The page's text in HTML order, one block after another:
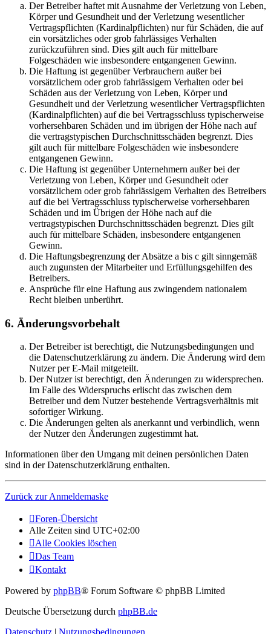
Der Betreiber haftet mit Ausnahme der Verletzung von Leben,
Körper und Gesundheit und der Verletzung wesentlicher
Vertragspflichten (Kardinalpflichten) nur für Schäden, die auf
ein vorsätzliches oder grob fahrlässiges Verhalten
zurückzuführen sind. Dies gilt auch für mittelbare
Folgeschäden wie insbesondere entgangenen Gewinn.
Die Haftung ist gegenüber Verbrauchern außer bei
vorsätzlichem oder grob fahrlässigem Verhalten oder bei
Schäden aus der Verletzung von Leben, Körper und
Gesundheit und der Verletzung wesentlicher Vertragspflichten
(Kardinalpflichten) auf die bei Vertragsschluss typischerweise
vorhersehbaren Schäden und im übrigen der Höhe nach auf
die vertragstypischen Durchschnittsschäden begrenzt. Dies
gilt auch für mittelbare Folgeschäden wie insbesondere
entgangenen Gewinn.
Die Haftung ist gegenüber Unternehmern außer bei der
Verletzung von Leben, Körper und Gesundheit oder
vorsätzlichem oder grob fahrlässigem Verhalten des Betreibers
auf die bei Vertragsschluss typischerweise vorhersehbaren
Schäden und im Übrigen der Höhe nach auf die
vertragstypischen Durchschnittsschäden begrenzt. Dies gilt
auch für mittelbare Schäden, insbesondere entgangenen
Gewinn.
Die Haftungsbegrenzung der Absätze a bis c gilt sinngemäß
auch zugunsten der Mitarbeiter und Erfüllungsgehilfen des
Betreibers.
Ansprüche für eine Haftung aus zwingendem nationalem
Recht bleiben unberührt.
6. Änderungsvorbehalt
Der Betreiber ist berechtigt, die Nutzungsbedingungen und
die Datenschutzerklärung zu ändern. Die Änderung wird dem
Nutzer per E-Mail mitgeteilt.
Der Nutzer ist berechtigt, den Änderungen zu widersprechen.
Im Falle des Widerspruchs erlischt das zwischen dem
Betreiber und dem Nutzer bestehende Vertragsverhältnis mit
sofortiger Wirkung.
Die Änderungen gelten als anerkannt und verbindlich, wenn
der Nutzer den Änderungen zugestimmt hat.
Informationen über den Umgang mit deinen persönlichen Daten
sind in der Datenschutzerklärung enthalten.
Zurück zur Anmeldemaske
Foren-Übersicht
Alle Zeiten sind UTC+02:00
Alle Cookies löschen
Das Team
Kontakt
Powered by phpBB® Forum Software © phpBB Limited
Deutsche Übersetzung durch phpBB.de